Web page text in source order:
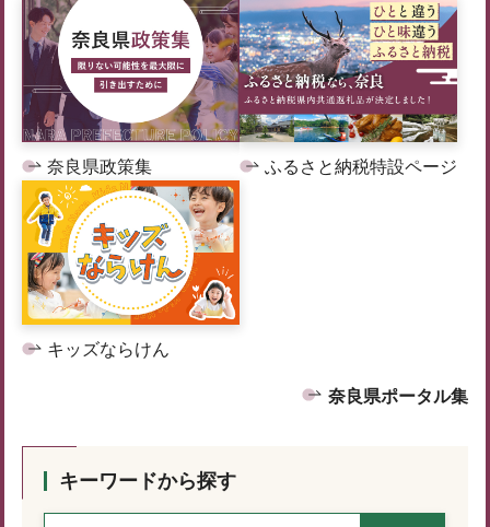
奈良県政策集 ふるさと納税特設ページ
キッズならけん
奈良県ポータル集
キーワードから探す